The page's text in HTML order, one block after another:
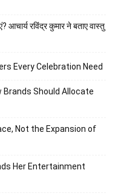
रविंद्र कुमार ने बताए वास्तु
Every Celebration Need
Brands Should Allocate
Not the Expansion of
Her Entertainment